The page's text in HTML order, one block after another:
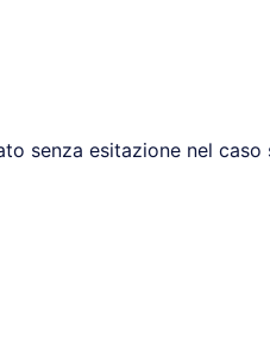
senza esitazione nel caso